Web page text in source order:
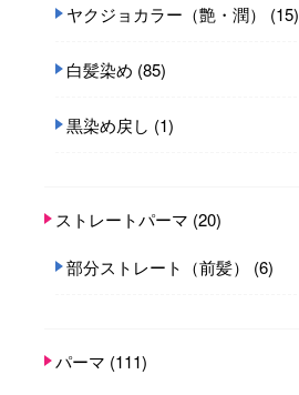
ヤクジョカラー（艶・潤） (15)
白髪染め (85)
黒染め戻し (1)
ストレートパーマ (20)
部分ストレート（前髪） (6)
パーマ (111)